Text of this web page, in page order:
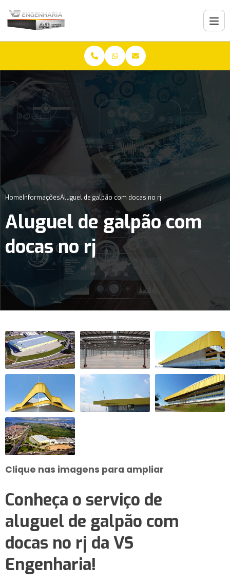
HomeInformaçõesAluguel de galpão com docas no rj
Aluguel de galpão com
docas no rj
Clique nas imagens para ampliar
Conheça o serviço de
aluguel de galpão com
docas no rj da VS
Engenharia!